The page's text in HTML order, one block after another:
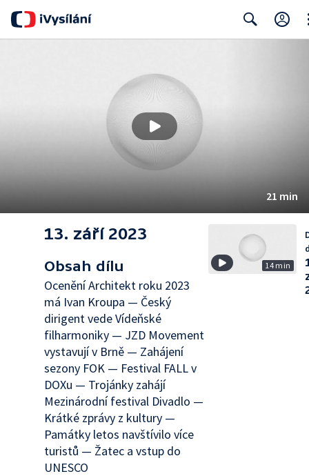
21 min
13. září 2023
Obsah dílu
Ocenění Architekt roku 2023
má Ivan Kroupa — Český
dirigent vede Vídeňské
filharmoniky — JZD Movement
vystavují v Brně — Zahájení
sezony FOK — Festival FALL v
DOXu — Trojánky zahájí
Mezinárodní festival Divadlo —
Krátké zprávy z kultury —
Památky letos navštívilo více
turistů — Žatec a vstup do
UNESCO
14 min